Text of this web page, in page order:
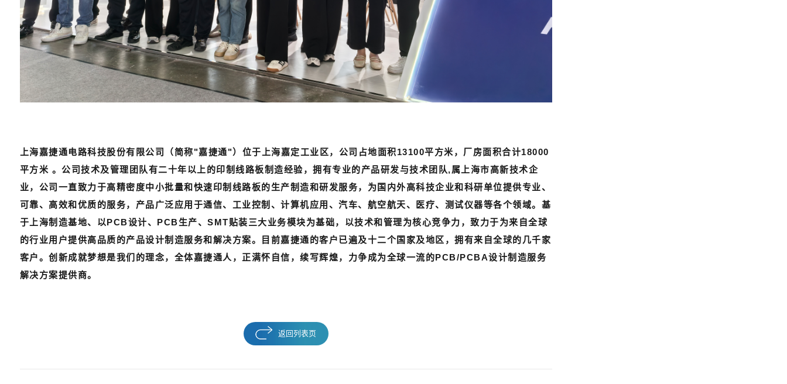
上海嘉捷通电路科技股份有限公司（简称"嘉捷通"）位于上海嘉定工业区，公司占地面积13100平方米，厂房面积合计18000
平方米 。公司技术及管理团队有二十年以上的印制线路板制造经验，拥有专业的产品研发与技术团队,属上海市高新技术企
业，公司一直致力于高精密度中小批量和快速印制线路板的生产制造和研发服务，为国内外高科技企业和科研单位提供专业、
可靠、高效和优质的服务，产品广泛应用于通信、工业控制、计算机应用、汽车、航空航天、医疗、测试仪器等各个领域。基
于上海制造基地、以PCB设计、PCB生产、SMT贴装三大业务模块为基础，以技术和管理为核心竞争力，致力于为来自全球
的行业用户提供高品质的产品设计制造服务和解决方案。目前嘉捷通的客户已遍及十二个国家及地区，拥有来自全球的几千家
客户。创新成就梦想是我们的理念，全体嘉捷通人，正满怀自信，续写辉煌，力争成为全球一流的PCB/PCBA设计制造服务
解决方案提供商。
返回列表页